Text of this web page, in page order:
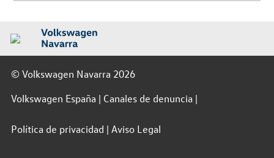
© Volkswagen Navarra 2026
Volkswagen España
Canales de denuncia
Política de privacidad Aviso Legal